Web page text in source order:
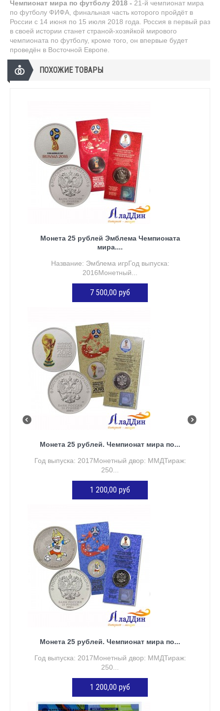
Чемпионат мира по футболу 2018 - 21-й чемпионат мира
по футболу ФИФА, финальная часть которого пройдёт в
России с 14 июня по 15 июля 2018 года. Россия в первый раз
в своей истории станет страной-хозяйкой мирового
чемпионата по футболу, кроме того, он впервые будет
проведён в Восточной Европе.
ПОХОЖИЕ ТОВАРЫ
Монета 25 рублей Эмблема Чемпионата
мира....
Название: Эмблема игрГод выпуска:
2016Монетный...
7 500,00 руб
Монета 25 рублей. Чемпионат мира по...
Год выпуска: 2017Монетный двор: ММДТираж:
250...
1 200,00 руб
Монета 25 рублей. Чемпионат мира по...
Год выпуска: 2017Монетный двор: ММДТираж:
250...
1 200,00 руб
ДОБАВИТЬ В КОРЗИНУ